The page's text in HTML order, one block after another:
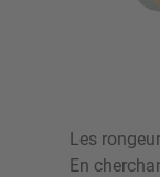
Les
En